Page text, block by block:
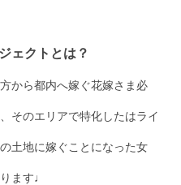
ェクトとは？
から都内へ嫁ぐ花嫁さま必
そのエリアで特化したはライ
土地に嫁ぐことになった女
ます♩